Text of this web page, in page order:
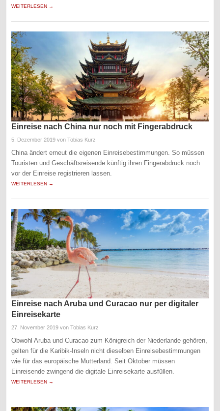
WEITERLESEN →
Einreise nach China nur noch mit Fingerabdruck
5. Dezember 2019 von Tobias Kurz
China ändert erneut die eigenen Einreisebestimmungen. So müssen
Touristen und Geschäftsreisende künftig ihren Fingerabdruck noch
vor der Einreise registrieren lassen.
WEITERLESEN →
Einreise nach Aruba und Curacao nur per digitaler
Einreisekarte
27. November 2019 von Tobias Kurz
Obwohl Aruba und Curacao zum Königreich der Niederlande gehören,
gelten für die Karibik-Inseln nicht dieselben Einreisebestimmungen
wie für das europäische Mutterland. Seit Oktober müssen
Einreisende zwingend die digitale Einreisekarte ausfüllen.
WEITERLESEN →